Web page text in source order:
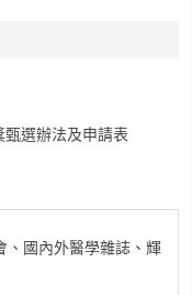
選辦法及申請表
、國內外醫學雜誌、輝